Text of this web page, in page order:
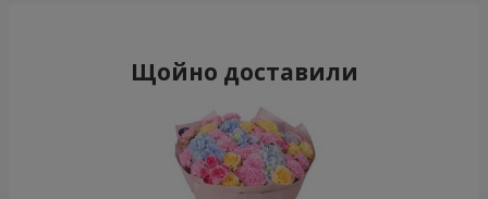
Щойно доставили